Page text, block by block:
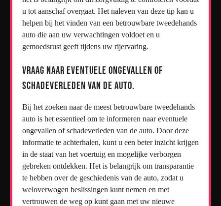
u tot aanschaf overgaat. Het naleven van deze tip kan u
helpen bij het vinden van een betrouwbare tweedehands
auto die aan uw verwachtingen voldoet en u
gemoedsrust geeft tijdens uw rijervaring.
Vraag naar eventuele ongevallen of
schadeverleden van de auto.
Bij het zoeken naar de meest betrouwbare tweedehands
auto is het essentieel om te informeren naar eventuele
ongevallen of schadeverleden van de auto. Door deze
informatie te achterhalen, kunt u een beter inzicht krijgen
in de staat van het voertuig en mogelijke verborgen
gebreken ontdekken. Het is belangrijk om transparantie
te hebben over de geschiedenis van de auto, zodat u
weloverwogen beslissingen kunt nemen en met
vertrouwen de weg op kunt gaan met uw nieuwe